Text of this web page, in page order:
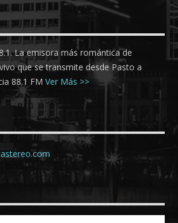
La emisora más romántica de
que se transmite desde Pasto a
88.1 FMVer Más >>